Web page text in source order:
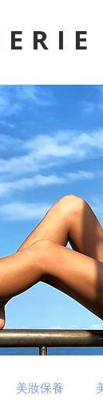
美妝保養